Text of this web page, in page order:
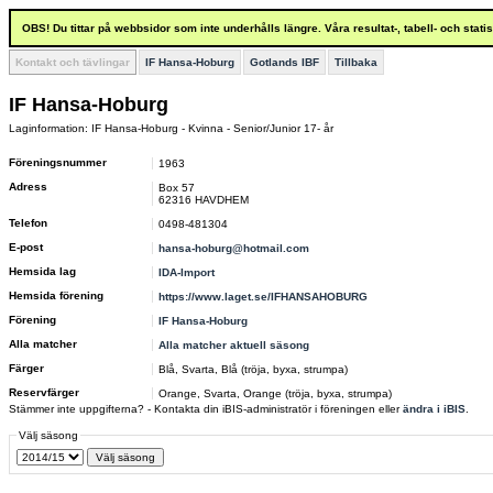
OBS! Du tittar på webbsidor som inte underhålls längre. Våra resultat-, tabell- och
Kontakt och tävlingar IF Hansa-Hoburg Gotlands IBF Tillbaka
IF Hansa-Hoburg
Laginformation: IF Hansa-Hoburg - Kvinna - Senior/Junior 17- år
Föreningsnummer
1963
Adress
Box 57
62316 HAVDHEM
Telefon
0498-481304
E-post
hansa-hoburg@hotmail.com
Hemsida lag
IDA-Import
Hemsida förening
https://www.laget.se/IFHANSAHOBURG
Förening
IF Hansa-Hoburg
Alla matcher
Alla matcher aktuell säsong
Färger
Blå, Svarta, Blå (tröja, byxa, strumpa)
Reservfärger
Orange, Svarta, Orange (tröja, byxa, strumpa)
Stämmer inte uppgifterna? - Kontakta din iBIS-administratör i föreningen ellerändra i iBIS
Välj säsong